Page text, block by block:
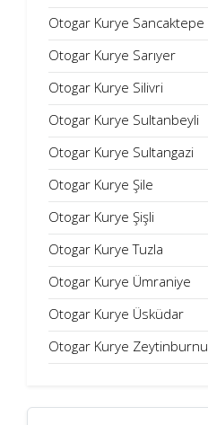
Otogar Kurye Sancaktepe
Otogar Kurye Sarıyer
Otogar Kurye Silivri
Otogar Kurye Sultanbeyli
Otogar Kurye Sultangazi
Otogar Kurye Şile
Otogar Kurye Şişli
Otogar Kurye Tuzla
Otogar Kurye Ümraniye
Otogar Kurye Üsküdar
Otogar Kurye Zeytinburnu